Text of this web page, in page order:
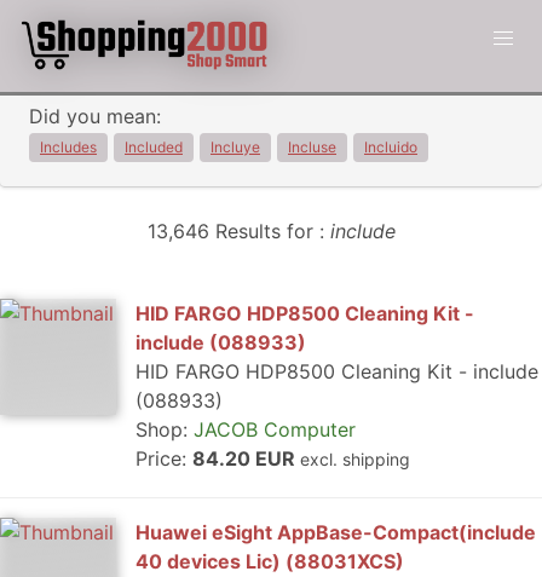
Did you mean:
Includes Included Incluye Incluse Incluido
13,646 Results for : include
HID FARGO HDP8500 Cleaning Kit -
include (088933)
HID FARGO HDP8500 Cleaning Kit - include
(088933)
Shop: JACOB Computer
Price: 84.20 EUR excl. shipping
Huawei eSight AppBase-Compact(include
40 devices Lic) (88031XCS)